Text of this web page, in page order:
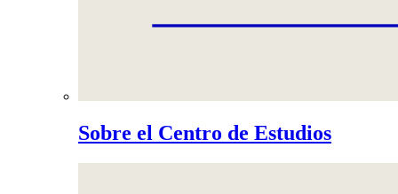
Sobre el Centro de Estudios